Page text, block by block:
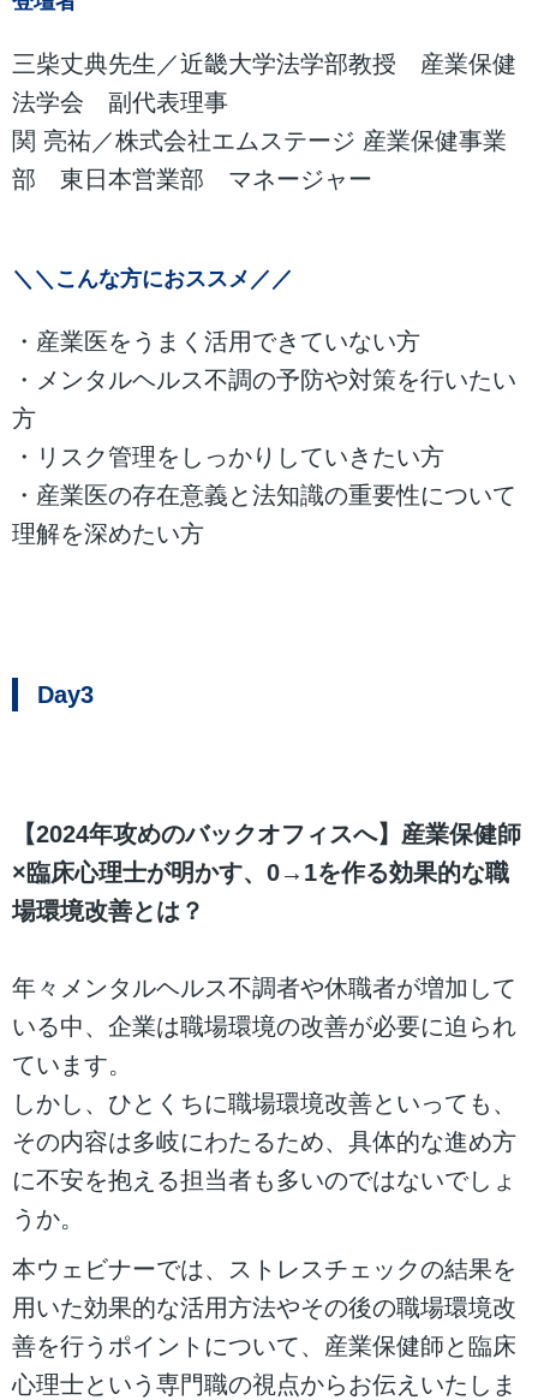
三柴丈典先生／近畿大学法学部教授 産業保健
法学会 副代表理事
関 亮祐／株式会社エムステージ 産業保健事業
部 東日本営業部 マネージャー
＼＼こんな方におススメ／／
・産業医をうまく活用できていない方
・メンタルヘルス不調の予防や対策を行いたい
方
・リスク管理をしっかりしていきたい方
・産業医の存在意義と法知識の重要性について
理解を深めたい方
Day3
【2024年攻めのバックオフィスへ】産業保健師
×臨床心理士が明かす、0→1を作る効果的な職
場環境改善とは？
年々メンタルヘルス不調者や休職者が増加して
いる中、企業は職場環境の改善が必要に迫られ
ています。
しかし、ひとくちに職場環境改善といっても、
その内容は多岐にわたるため、具体的な進め方
に不安を抱える担当者も多いのではないでしょ
うか。
本ウェビナーでは、ストレスチェックの結果を
用いた効果的な活用方法やその後の職場環境改
善を行うポイントについて、産業保健師と臨床
心理士という専門職の視点からお伝えいたしま